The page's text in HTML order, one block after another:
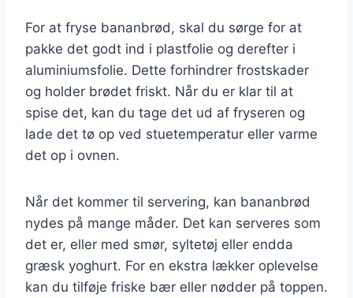
For at fryse bananbrød, skal du sørge for at
pakke det godt ind i plastfolie og derefter i
aluminiumsfolie. Dette forhindrer frostskader
og holder brødet friskt. Når du er klar til at
spise det, kan du tage det ud af fryseren og
lade det tø op ved stuetemperatur eller varme
det op i ovnen.
Når det kommer til servering, kan bananbrød
nydes på mange måder. Det kan serveres som
det er, eller med smør, syltetøj eller endda
græsk yoghurt. For en ekstra lækker oplevelse
kan du tilføje friske bær eller nødder på toppen.